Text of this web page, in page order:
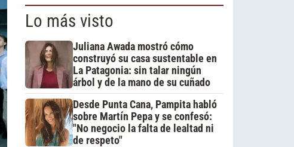
Lo más visto
Juliana Awada mostró cómo
construyó su casa sustentable en
La Patagonia: sin talar ningún
árbol y de la mano de su cuñado
Desde Punta Cana, Pampita habló
sobre Martín Pepa y se confesó:
"No negocio la falta de lealtad ni
de respeto"